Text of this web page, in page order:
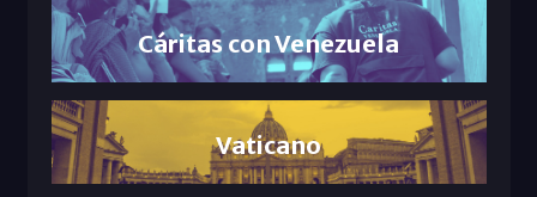
Cáritas con Venezuela
Vaticano